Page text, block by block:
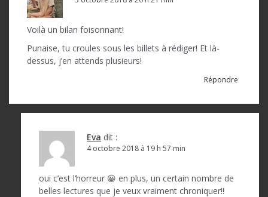
a
Voilà un bilan foisonnant!
Punaise, tu croules sous les billets à rédiger! Et là-
dessus, j’en attends plusieurs!
Répondre
Eva dit :
4 octobre 2018 à 19 h 57 min
oui c’est l’horreur 😀 en plus, un certain nombre de
belles lectures que je veux vraiment chroniquer!!